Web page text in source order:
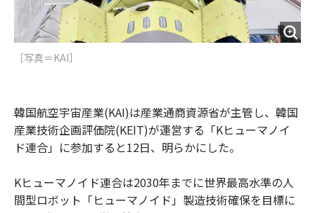
［写真＝KAI］
韓国航空宇宙産業(KAI)は産業通商資源省が主管し、韓国
産業技術企画評価院(KEIT)が運営する「Kヒューマノイ
ド連合」に参加すると12日、明らかにした。
Kヒューマノイド連合は2030年までに世界最高水準の人
間型ロボット「ヒューマノイド」製造技術確保を目標に